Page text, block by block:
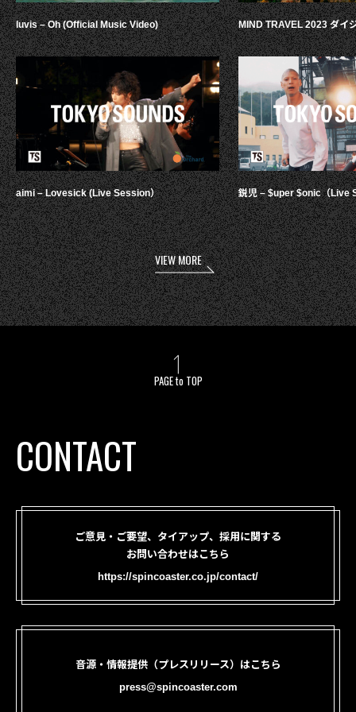
luvis – Oh (Official Music Video)
aimi – Lovesick (Live Session）
MIND TRAVEL 2023 ダイ
鋭児 – $uper $onic（Live
VIEW MORE
PAGE to TOP
CONTACT
ご意見・ご要望、タイアップ、採用に関する
お問い合わせはこちら
https://spincoaster.co.jp/contact/
音源・情報提供（プレスリリース）はこちら
press@spincoaster.com